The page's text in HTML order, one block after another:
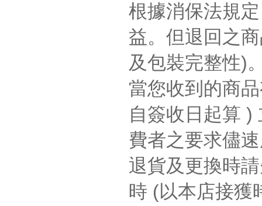
根據消保法規
益。但退回之
及包裝完整性)
當您收到的商
自簽收日起算 )
費者之要求儘
退貨及更換時
時 (以本店接獲